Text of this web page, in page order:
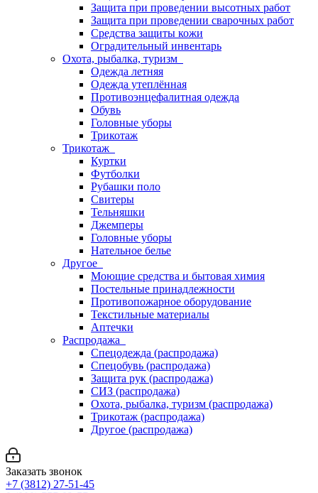
Защита при проведении высотных работ
Защита при проведении сварочных работ
Средства защиты кожи
Оградительный инвентарь
Охота, рыбалка, туризм
Одежда летняя
Одежда утеплённая
Противоэнцефалитная одежда
Обувь
Головные уборы
Трикотаж
Трикотаж
Куртки
Футболки
Рубашки поло
Свитеры
Тельняшки
Джемперы
Головные уборы
Нательное белье
Другое
Моющие средства и бытовая химия
Постельные принадлежности
Противопожарное оборудование
Текстильные материалы
Аптечки
Распродажа
Спецодежда (распродажа)
Спецобувь (распродажа)
Защита рук (распродажа)
СИЗ (распродажа)
Охота, рыбалка, туризм (распродажа)
Трикотаж (распродажа)
Другое (распродажа)
Заказать звонок
+7 (3812) 27-51-45